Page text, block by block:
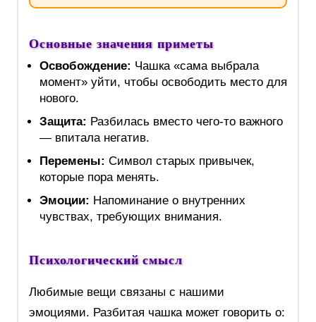
Основные значения приметы
Освобождение: Чашка «сама выбрала
момент» уйти, чтобы освободить место для
нового.
Защита: Разбилась вместо чего-то важного
— впитала негатив.
Перемены: Символ старых привычек,
которые пора менять.
Эмоции: Напоминание о внутренних
чувствах, требующих внимания.
Психологический смысл
Любимые вещи связаны с нашими
эмоциями. Разбитая чашка может говорить о: